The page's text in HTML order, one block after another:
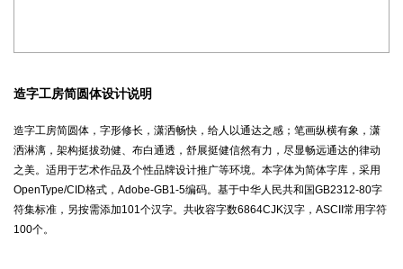
造字工房简圆体设计说明
造字工房简圆体，字形修长，潇洒畅快，给人以通达之感；笔画纵横有象，潇
洒淋漓，架构挺拔劲健、布白通透，舒展挺健信然有力，尽显畅远通达的律动
之美。适用于艺术作品及个性品牌设计推广等环境。本字体为简体字库，采用
OpenType/CID格式，Adobe-GB1-5编码。基于中华人民共和国GB2312-80字
符集标准，另按需添加101个汉字。共收容字数6864CJK汉字，ASCII常用字符
100个。